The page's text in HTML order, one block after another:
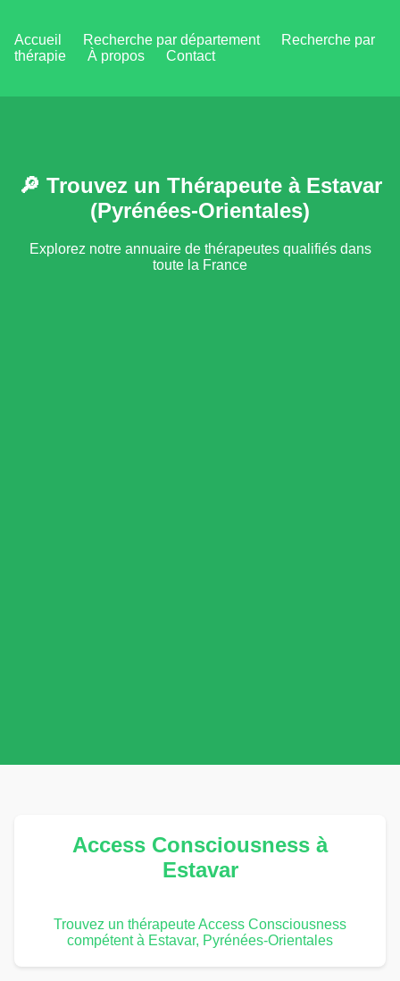
Accueil Recherche par département
Recherche par
thérapie
À propos Contact
🔎 Trouvez un Thérapeute à Estavar
(Pyrénées-Orientales)
Explorez notre annuaire de thérapeutes qualifiés dans
toute la France
Access Consciousness à
Estavar
Trouvez un thérapeute Access Consciousness
compétent à Estavar, Pyrénées-Orientales